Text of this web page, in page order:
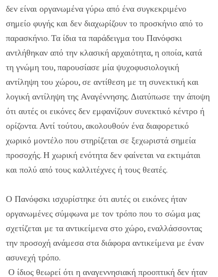
δεν είναι οργανωμένα γύρω από ένα συγκεκριμένο
σημείο φυγής και δεν διαχωρίζουν το προσκήνιο από το
παρασκήνιο. Τα ίδια τα παράδειγμα του Πανόφσκι
αντλήθηκαν από την κλασική αρχαιότητα, η οποία, κατά
τη γνώμη του, παρουσίασε μία ψυχοφυσιολογική
αντίληψη του χώρου, σε αντίθεση με τη συνεκτική και
λογική αντίληψη της Αναγέννησης. Διατύπωσε την άποψη
ότι αυτές οι εικόνες δεν εμφανίζουν συνεκτικό κέντρο ή
ορίζοντα. Αντί τούτου, ακολουθούν ένα διαφορετικό
χωρικό μοντέλο που στηρίζεται σε ξεχωριστά σημεία
προσοχής. Η χωρική ενότητα δεν φαίνεται να εκτιμάται
και πολύ από τους καλλιτέχνες ή τους θεατές.
Ο Πανόφσκι ισχυρίστηκε ότι αυτές οι εικόνες ήταν
οργανωμένες σύμφωνα με τον τρόπο που το σώμα μας
σχετίζεται με τα αντικείμενα στο χώρο, εναλλάσσοντας
την προσοχή ανάμεσα στα διάφορα αντικείμενα με έναν
ασυνεχή τρόπο.
Ο ίδιος θεωρεί ότι η αναγεννησιακή προοπτική δεν ήταν